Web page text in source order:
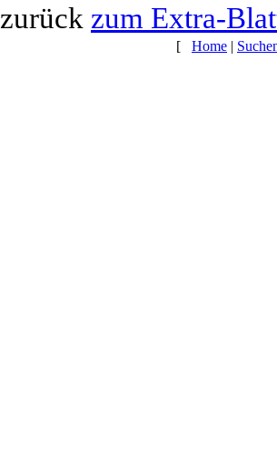
zurück zum Extra-
[ Home |